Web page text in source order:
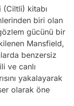
kitabı
biri olan
gücünü bir
Mansfield,
benzersiz
ve canlı
yakalayarak
olarak öne